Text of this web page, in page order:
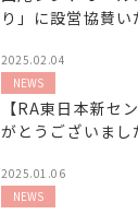
り」に設営協賛い
2025.02.04
NEWS
【RA東日本新セ
がとうございま
2025.01.06
NEWS